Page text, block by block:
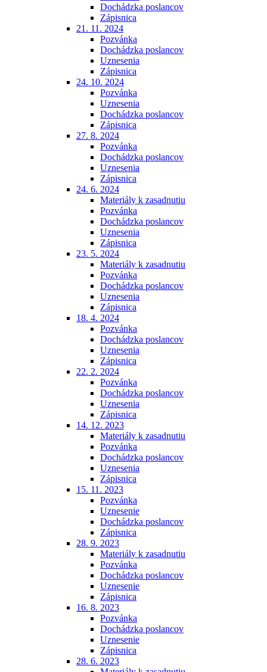
Dochádzka poslancov
Zápisnica
21. 11. 2024
Pozvánka
Dochádzka poslancov
Uznesenia
Zápisnica
24. 10. 2024
Pozvánka
Uznesenia
Dochádzka poslancov
Zápisnica
27. 8. 2024
Pozvánka
Dochádzka poslancov
Uznesenia
Zápisnica
24. 6. 2024
Materiály k zasadnutiu
Pozvánka
Dochádzka poslancov
Uznesenia
Zápisnica
23. 5. 2024
Materiály k zasadnutiu
Pozvánka
Dochádzka poslancov
Uznesenia
Zápisnica
18. 4. 2024
Pozvánka
Dochádzka poslancov
Uznesenia
Zápisnica
22. 2. 2024
Pozvánka
Dochádzka poslancov
Uznesenia
Zápisnica
14. 12. 2023
Materiály k zasadnutiu
Pozvánka
Dochádzka poslancov
Uznesenia
Zápisnica
15. 11. 2023
Pozvánka
Uznesenie
Dochádzka poslancov
Zápisnica
28. 9. 2023
Materiály k zasadnutiu
Pozvánka
Dochádzka poslancov
Uznesenie
Zápisnica
16. 8. 2023
Pozvánka
Dochádzka poslancov
Uznesenie
Zápisnica
28. 6. 2023